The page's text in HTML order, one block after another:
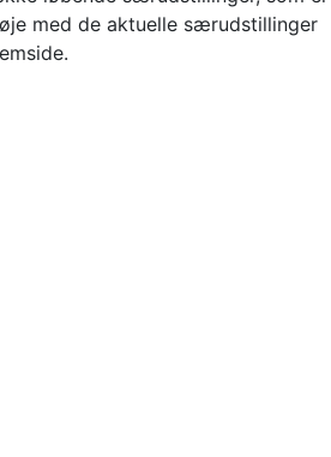
med de aktuelle særudstillinger